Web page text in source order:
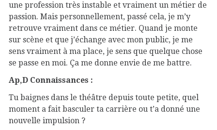
une profession très instable et vraiment un métier de
passion. Mais personnellement, passé cela, je m’y
retrouve vraiment dans ce métier. Quand je monte
sur scène et que j’échange avec mon public, je me
sens vraiment à ma place, je sens que quelque chose
se passe en moi. Ça me donne envie de me battre.
Ap,D Connaissances :
Tu baignes dans le théâtre depuis toute petite, quel
moment a fait basculer ta carrière ou t’a donné une
nouvelle impulsion ?